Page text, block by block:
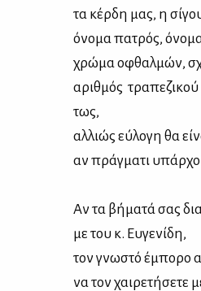
τα κέρ­δη μας, η
όνο­μα πα­τρός,
χρώ­μα οφθαλ­μών,
αριθ­μός
τως,
αλ­λιώς εύ­λο­γη θα
αν πράγ­μα­τι
Αν τα βή­μα­τά σας
με του κ. Ευ­γε­νί­δη,
τον γνω­στό έμπο­ρο
να τον χαι­ρε­τή­σε­τε